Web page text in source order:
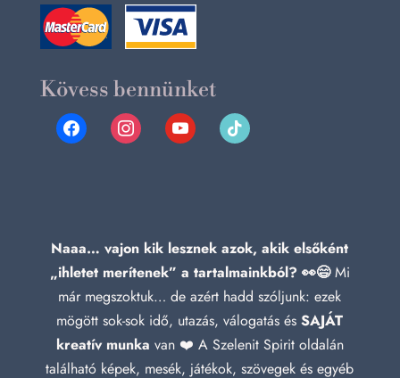
Kövess bennünket
facebookinstagramyoutube tiktok
Naaa… vajon kik lesznek azok, akik elsőként
„ihletet merítenek” a tartalmainkból? 👀😄Mi
már megszoktuk… de azért hadd szóljunk: ezek
mögött sok-sok idő, utazás, válogatás ésSAJÁT
kreatív munka van ❤️ A Szelenit Spirit oldalán
található képek, mesék, játékok, szövegek és egyéb